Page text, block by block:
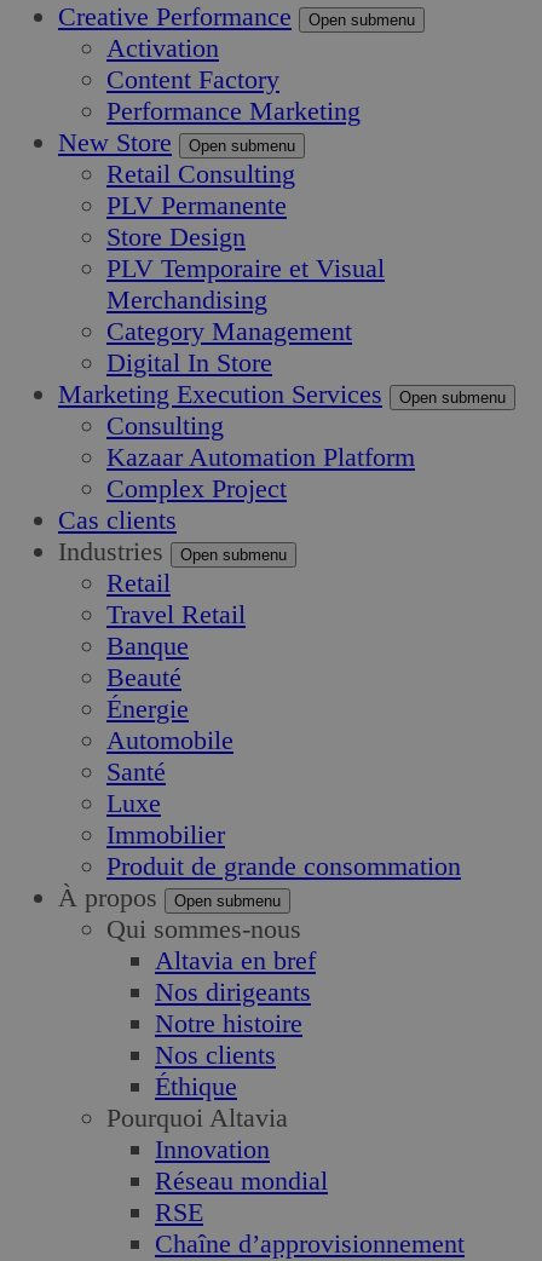
Creative Performance
Open submenu
Activation
Content Factory
Performance Marketing
New Store
Open submenu
Retail Consulting
PLV Permanente
Store Design
PLV Temporaire et Visual
Merchandising
Category Management
Digital In Store
Marketing Execution Services
Open submenu
Consulting
Kazaar Automation Platform
Complex Project
Cas clients
Industries
Open submenu
Retail
Travel Retail
Banque
Beauté
Énergie
Automobile
Santé
Luxe
Immobilier
Produit de grande consommation
À propos
Open submenu
Qui sommes-nous
Altavia en bref
Nos dirigeants
Notre histoire
Nos clients
Éthique
Pourquoi Altavia
Innovation
Réseau mondial
RSE
Chaîne d’approvisionnement